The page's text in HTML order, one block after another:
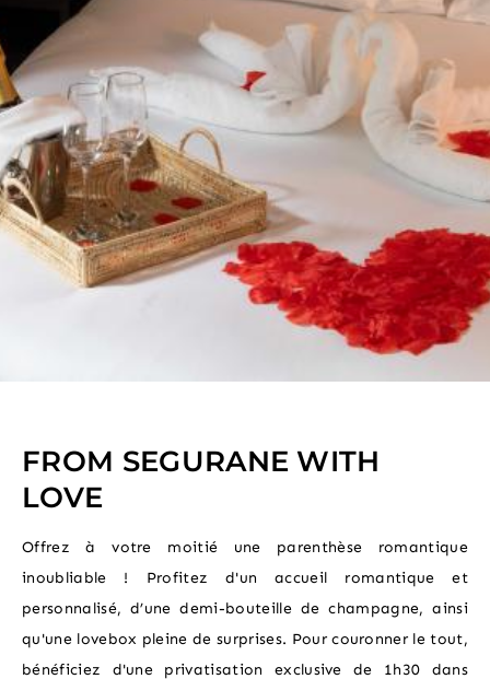
FROM SEGURANE WITH
LOVE
Offrez à votre moitié une parenthèse romantique
inoubliable ! Profitez d'un accueil romantique et
personnalisé, d’une demi-bouteille de champagne, ainsi
qu'une lovebox pleine de surprises. Pour couronner le tout,
bénéficiez d'une privatisation exclusive de 1h30 dans